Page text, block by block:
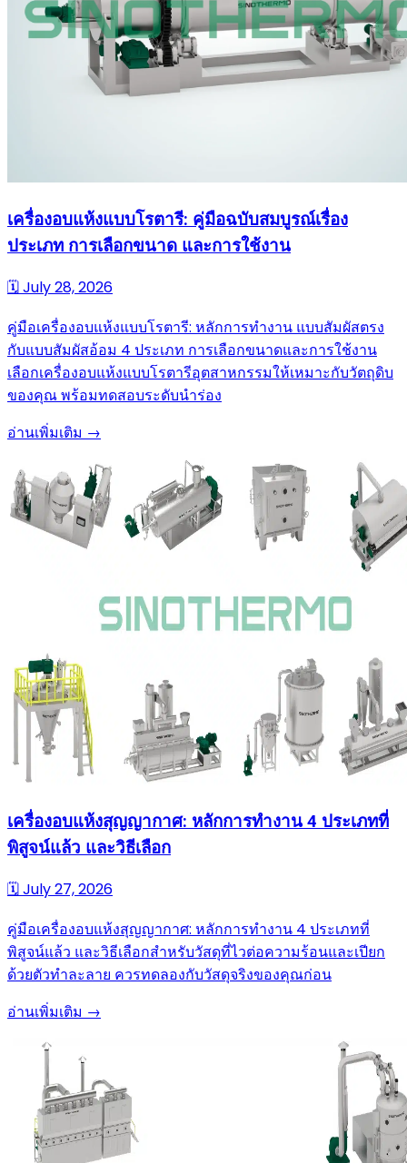
เครื่องอบแห้งแบบโรตารี: คู่มือฉบับสมบูรณ์เรื่อง
ประเภท การเลือกขนาด และการใช้งาน
🗓July 28, 2026
คู่มือเครื่องอบแห้งแบบโรตารี: หลักการทำงาน แบบสัมผัสตรง
กับแบบสัมผัสอ้อม 4 ประเภท การเลือกขนาดและการใช้งาน
เลือกเครื่องอบแห้งแบบโรตารีอุตสาหกรรมให้เหมาะกับวัตถุดิบ
ของคุณ พร้อมทดสอบระดับนำร่อง
อ่านเพิ่มเติม →
เครื่องอบแห้งสุญญากาศ: หลักการทำงาน 4 ประเภทที่
พิสูจน์แล้ว และวิธีเลือก
🗓July 27, 2026
คู่มือเครื่องอบแห้งสุญญากาศ: หลักการทำงาน 4 ประเภทที่
พิสูจน์แล้ว และวิธีเลือกสำหรับวัสดุที่ไวต่อความร้อนและเปียก
ด้วยตัวทำละลาย ควรทดลองกับวัสดุจริงของคุณก่อน
อ่านเพิ่มเติม →